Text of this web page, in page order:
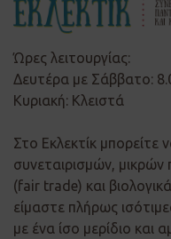
Ώρες λειτουργίας:
Δευτέρα με Σάββατο:
Κυριακή: Κλειστά
Στο Εκλεκτίκ μπορείτε
συνεταιρισμών,
(fair trade) και
είμαστε πλήρως
με ένα ίσο μερίδιο και